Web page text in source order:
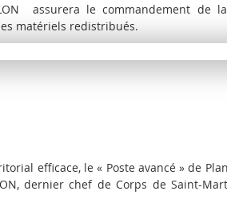
assurera le commandement de
matériels redistribués.
efficace, le « Poste avancé » de
dernier chef de Corps de Saint-